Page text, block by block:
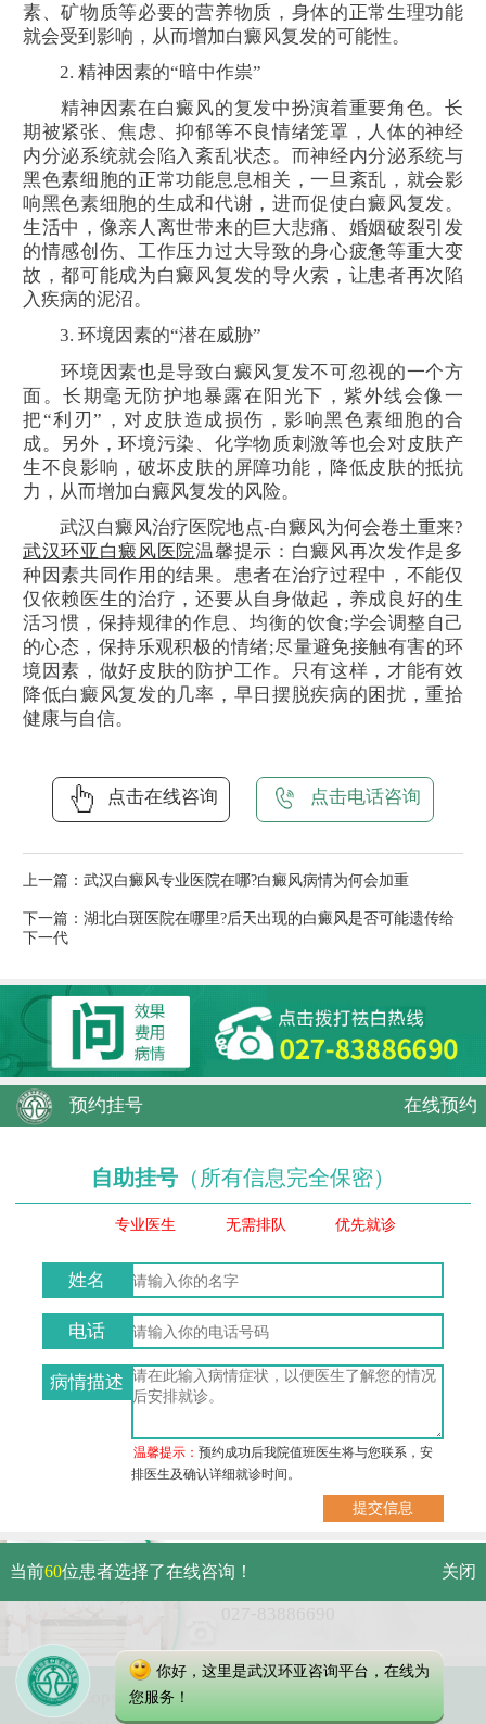
素、矿物质等必要的营养物质，身体的正常生理功能
就会受到影响，从而增加白癜风复发的可能性。
2. 精神因素的“暗中作祟”
精神因素在白癜风的复发中扮演着重要角色。长
期被紧张、焦虑、抑郁等不良情绪笼罩，人体的神经
内分泌系统就会陷入紊乱状态。而神经内分泌系统与
黑色素细胞的正常功能息息相关，一旦紊乱，就会影
响黑色素细胞的生成和代谢，进而促使白癜风复发。
生活中，像亲人离世带来的巨大悲痛、婚姻破裂引发
的情感创伤、工作压力过大导致的身心疲惫等重大变
故，都可能成为白癜风复发的导火索，让患者再次陷
入疾病的泥沼。
3. 环境因素的“潜在威胁”
环境因素也是导致白癜风复发不可忽视的一个方
面。长期毫无防护地暴露在阳光下，紫外线会像一
把“利刃”，对皮肤造成损伤，影响黑色素细胞的合
成。另外，环境污染、化学物质刺激等也会对皮肤产
生不良影响，破坏皮肤的屏障功能，降低皮肤的抵抗
力，从而增加白癜风复发的风险。
武汉白癜风治疗医院地点-白癜风为何会卷土重来?
武汉环亚白癜风医院温馨提示：白癜风再次发作是多
种因素共同作用的结果。患者在治疗过程中，不能仅
仅依赖医生的治疗，还要从自身做起，养成良好的生
活习惯，保持规律的作息、均衡的饮食;学会调整自己
的心态，保持乐观积极的情绪;尽量避免接触有害的环
境因素，做好皮肤的防护工作。只有这样，才能有效
降低白癜风复发的几率，早日摆脱疾病的困扰，重拾
健康与自信。
点击在线咨询 点击电话咨询
上一篇： 武汉白癜风专业医院在哪?白癜风病情为何会加重
下一篇： 湖北白斑医院在哪里?后天出现的白癜风是否可能遗传给
下一代
预约挂号 在线预约
自助挂号 （所有信息完全保密）
专业医生 无需排队 优先就诊
姓名
电话
病情描述
温馨提示：预约成功后我院值班医生将与您联系，安
排医生及确认详细就诊时间。
武汉市硚口区解放大道479号
免费电话：
Copyright 2023 武汉环亚中医白癜风医院
当前60位患者选择了在线咨询！ 关闭
你好，这里是武汉环亚咨询平台，在线为
您服务！